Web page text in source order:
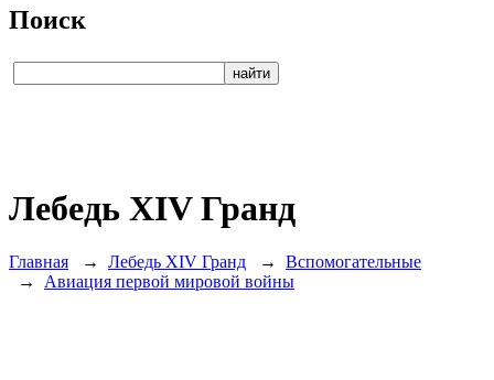
Поиск
Лебедь ХIV Гранд
Главная → Лебедь ХIV Гранд → Вспомогательные
→ Авиация первой мировой войны